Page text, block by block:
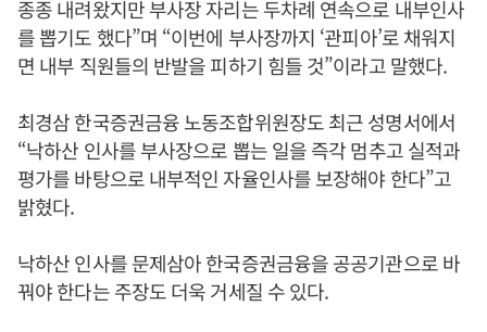
종종 내려왔지만 부사장 자리는 두차례 연속으로 내부인사
를 뽑기도 했다”며 “이번에 부사장까지 ‘관피아’로 채워지
면 내부 직원들의 반발을 피하기 힘들 것”이라고 말했다.
최경삼 한국증권금융 노동조합위원장도 최근 성명서에서
“낙하산 인사를 부사장으로 뽑는 일을 즉각 멈추고 실적과
평가를 바탕으로 내부적인 자율인사를 보장해야 한다”고
밝혔다.
낙하산 인사를 문제삼아 한국증권금융을 공공기관으로 바
꿔야 한다는 주장도 더욱 거세질 수 있다.